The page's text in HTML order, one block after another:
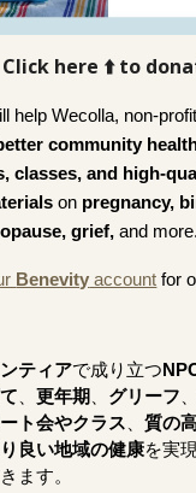
Click here ⬆️ to
help Wecolla, non-
community
classes, and high-
on pregnancy,
grief,and more.
Benevity account for
ティアで成り立つ
、更年期 、 グリーフ
ト会やクラス、質の
良い地域の健康を実
ます。